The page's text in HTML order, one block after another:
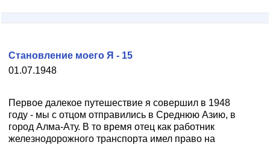
01.07.1948
Становление моего Я - 15
Первое далекое путешествие я совершил в 1948
году - мы с отцом отправились в Среднюю Азию, в
город Алма-Ату. В то время отец как работник
железнодорожного транспорта имел право на